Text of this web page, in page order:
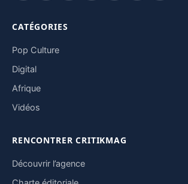
CATÉGORIES
Pop Culture
Digital
Afrique
Vidéos
RENCONTRER CRITIKMAG
Découvrir l’agence